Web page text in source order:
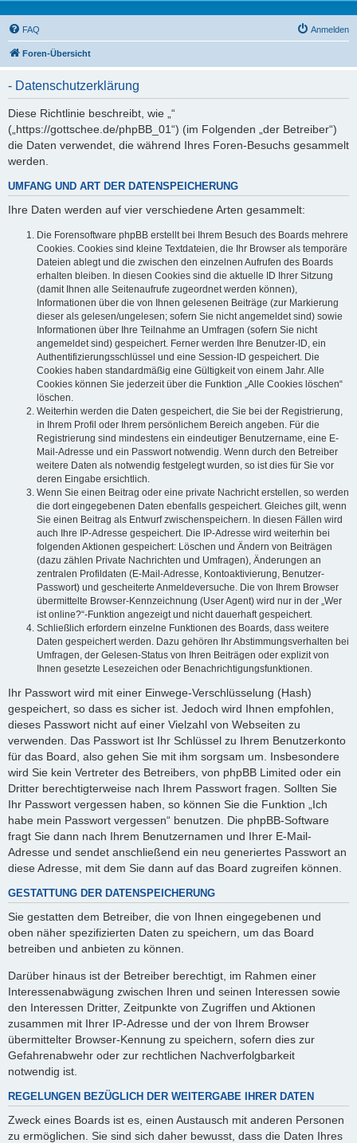
FAQ Anmelden
Foren-Übersicht
- Datenschutzerklärung
Diese Richtlinie beschreibt, wie „“
(„https://gottschee.de/phpBB_01“) (im Folgenden „der Betreiber“)
die Daten verwendet, die während Ihres Foren-Besuchs gesammelt
werden.
UMFANG UND ART DER DATENSPEICHERUNG
Ihre Daten werden auf vier verschiedene Arten gesammelt:
Die Forensoftware phpBB erstellt bei Ihrem Besuch des Boards mehrere
Cookies. Cookies sind kleine Textdateien, die Ihr Browser als temporäre
Dateien ablegt und die zwischen den einzelnen Aufrufen des Boards
erhalten bleiben. In diesen Cookies sind die aktuelle ID Ihrer Sitzung
(damit Ihnen alle Seitenaufrufe zugeordnet werden können),
Informationen über die von Ihnen gelesenen Beiträge (zur Markierung
dieser als gelesen/ungelesen; sofern Sie nicht angemeldet sind) sowie
Informationen über Ihre Teilnahme an Umfragen (sofern Sie nicht
angemeldet sind) gespeichert. Ferner werden Ihre Benutzer-ID, ein
Authentifizierungsschlüssel und eine Session-ID gespeichert. Die
Cookies haben standardmäßig eine Gültigkeit von einem Jahr. Alle
Cookies können Sie jederzeit über die Funktion „Alle Cookies löschen“
löschen.
Weiterhin werden die Daten gespeichert, die Sie bei der Registrierung,
in Ihrem Profil oder Ihrem persönlichem Bereich angeben. Für die
Registrierung sind mindestens ein eindeutiger Benutzername, eine E-
Mail-Adresse und ein Passwort notwendig. Wenn durch den Betreiber
weitere Daten als notwendig festgelegt wurden, so ist dies für Sie vor
deren Eingabe ersichtlich.
Wenn Sie einen Beitrag oder eine private Nachricht erstellen, so werden
die dort eingegebenen Daten ebenfalls gespeichert. Gleiches gilt, wenn
Sie einen Beitrag als Entwurf zwischenspeichern. In diesen Fällen wird
auch Ihre IP-Adresse gespeichert. Die IP-Adresse wird weiterhin bei
folgenden Aktionen gespeichert: Löschen und Ändern von Beiträgen
(dazu zählen Private Nachrichten und Umfragen), Änderungen an
zentralen Profildaten (E-Mail-Adresse, Kontoaktivierung, Benutzer-
Passwort) und gescheiterte Anmeldeversuche. Die von Ihrem Browser
übermittelte Browser-Kennzeichnung (User Agent) wird nur in der „Wer
ist online?“-Funktion angezeigt und nicht dauerhaft gespeichert.
Schließlich erfordern einzelne Funktionen des Boards, dass weitere
Daten gespeichert werden. Dazu gehören Ihr Abstimmungsverhalten bei
Umfragen, der Gelesen-Status von Ihren Beiträgen oder explizit von
Ihnen gesetzte Lesezeichen oder Benachrichtigungsfunktionen.
Ihr Passwort wird mit einer Einwege-Verschlüsselung (Hash)
gespeichert, so dass es sicher ist. Jedoch wird Ihnen empfohlen,
dieses Passwort nicht auf einer Vielzahl von Webseiten zu
verwenden. Das Passwort ist Ihr Schlüssel zu Ihrem Benutzerkonto
für das Board, also gehen Sie mit ihm sorgsam um. Insbesondere
wird Sie kein Vertreter des Betreibers, von phpBB Limited oder ein
Dritter berechtigterweise nach Ihrem Passwort fragen. Sollten Sie
Ihr Passwort vergessen haben, so können Sie die Funktion „Ich
habe mein Passwort vergessen“ benutzen. Die phpBB-Software
fragt Sie dann nach Ihrem Benutzernamen und Ihrer E-Mail-
Adresse und sendet anschließend ein neu generiertes Passwort an
diese Adresse, mit dem Sie dann auf das Board zugreifen können.
GESTATTUNG DER DATENSPEICHERUNG
Sie gestatten dem Betreiber, die von Ihnen eingegebenen und
oben näher spezifizierten Daten zu speichern, um das Board
betreiben und anbieten zu können.
Darüber hinaus ist der Betreiber berechtigt, im Rahmen einer
Interessenabwägung zwischen Ihren und seinen Interessen sowie
den Interessen Dritter, Zeitpunkte von Zugriffen und Aktionen
zusammen mit Ihrer IP-Adresse und der von Ihrem Browser
übermittelter Browser-Kennung zu speichern, sofern dies zur
Gefahrenabwehr oder zur rechtlichen Nachverfolgbarkeit
notwendig ist.
REGELUNGEN BEZÜGLICH DER WEITERGABE IHRER DATEN
Zweck eines Boards ist es, einen Austausch mit anderen Personen
zu ermöglichen. Sie sind sich daher bewusst, dass die Daten Ihres